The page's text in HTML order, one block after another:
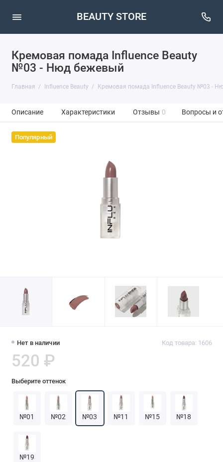
BEAUTY STORE
Кремовая помада Influence Beauty
№03 - Нюд бежевый
Главная Influence Beauty Кремовая помада Influence Beauty №03 -
Описание Характеристики Отзывы 0 Вопросы и
Популярный
Нет в наличии Код товара: 1606
520 ₽
Выберите оттенок
№01 №02 №03 №11 №15 №18
№19